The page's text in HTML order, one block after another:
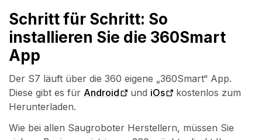
Schritt für Schritt: So
installieren Sie die 360Smart
App
Der S7 läuft über die 360 eigene „360Smart“ App.
Diese gibt es für Android und iOs
kostenlos zum
Herunterladen.
Wie bei allen Saugroboter Herstellern, müssen Sie